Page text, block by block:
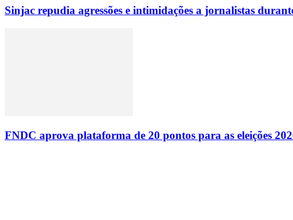
Sinjac repudia agressões e intimidações a jornalistas
FNDC aprova plataforma de 20 pontos para as eleições